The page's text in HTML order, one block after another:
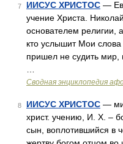
7 ИИСУС ХРИСТОС —
учение Христа.
основателем религии,
кто услышит Мои
пришел не судить мир,
Сводная энциклопедия
8 ИИСУС ХРИСТОС —
христ. учению, И. X. –
сын, воплотившийся в